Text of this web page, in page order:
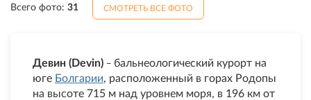
Всего фото: 31 СМОТРЕТЬ ВСЕ ФОТО
Девин (Devin) – бальнеологический курорт на
юге Болгарии, расположенный в горах Родопы
на высоте 715 м над уровнем моря, в 196 км от